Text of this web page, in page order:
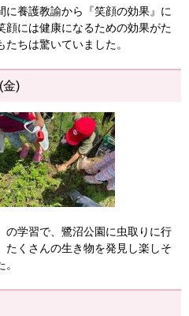
養護教諭から『笑顔の効果』に
顔には健康になるための効果がた
ちは驚いていました。
金)
学習で、鷺沼公園に虫取りに行
たくさんの生き物を発見し楽しそ